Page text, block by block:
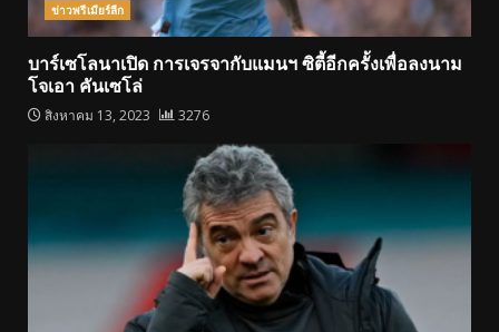
ข่าวพรีเมียร์ลีก
บาร์เซโลนาเปิด การเจรจากับแมนฯ ซิตี้อีกครั้งเพื่อลงนาม
โจเอา คันเซโล่
สิงหาคม 13, 2023 3276